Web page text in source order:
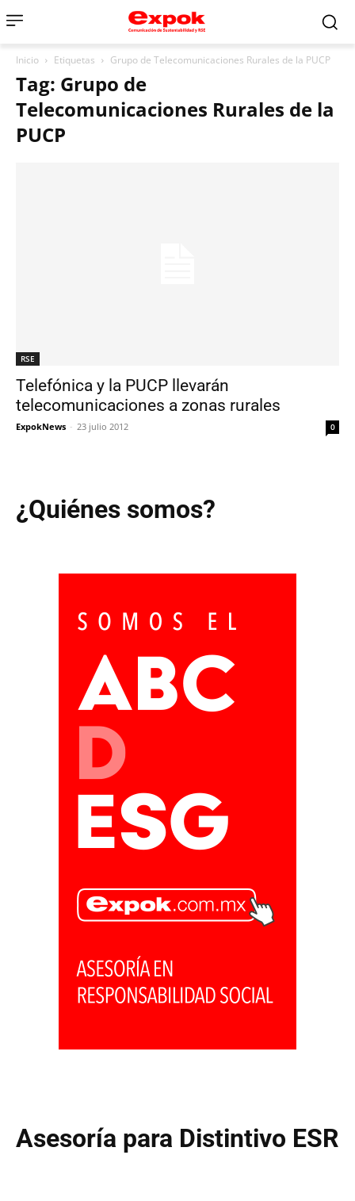
Inicio Etiquetas Grupo de Telecomunicaciones Rurales de la PUCP
Tag: Grupo de
Telecomunicaciones Rurales de la
PUCP
RSE
Telefónica y la PUCP llevarán
telecomunicaciones a zonas rurales
ExpokNews - 23 julio 2012 0
¿Quiénes somos?
Asesoría para Distintivo ESR